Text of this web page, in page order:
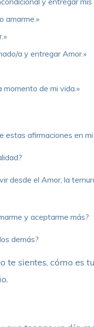
amarme.»
a y entregar Amor.»
de mi vida.»
estas afirmaciones en
desde el Amor, la
y aceptarme más?
demás?
sientes, cómo es